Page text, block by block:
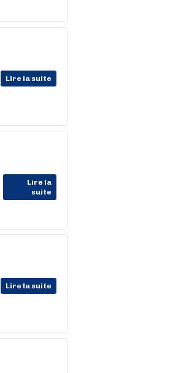
Lire la suite
Lire la
suite
Lire la suite